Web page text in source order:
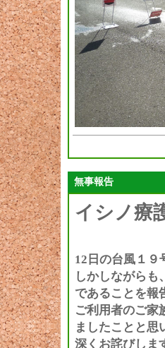
無事報告
イシノ療
12日の台風１９
しかしながらも
であることを報
ご利用者のご家
ましたことと思
深くお詫びしま